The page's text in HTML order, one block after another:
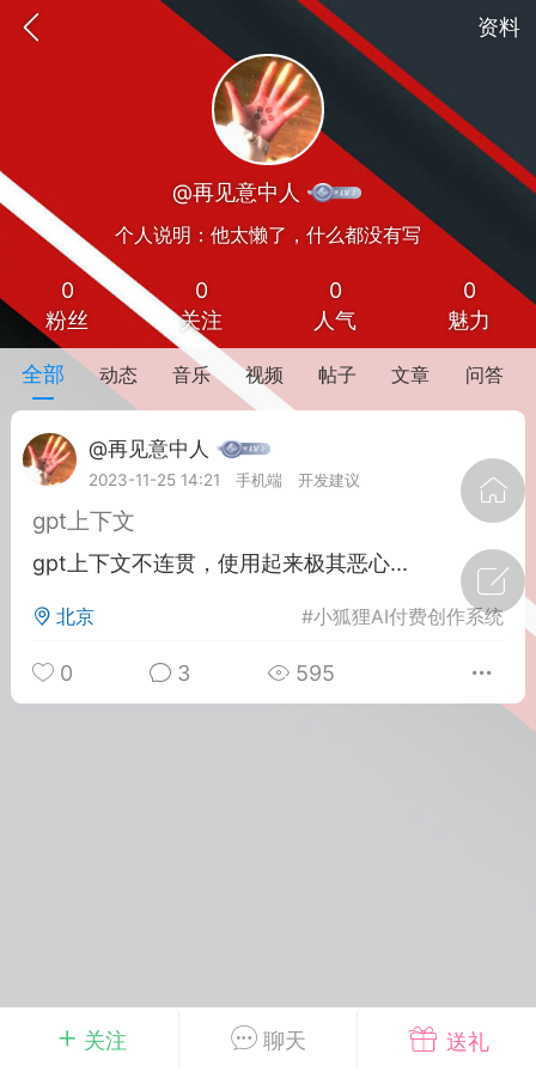
资料
29 10:10 电脑端 智狐AI工作台
中英翻译
事想用上客户端...
可选择的最强模型。
注接入效率、调用成本和企业报销流程
关注 聊天 送礼
@再见意中人
个人说明：他太懒了，什么都没有写
0
粉丝
0
关注
0
人气
0
魅力
全部 动态 音乐 视频 帖子 文章 问答
@再见意中人
2023-11-25 14:21 手机端 开发建议
gpt上下文
gpt上下文不连贯，使用起来极其恶心...
北京 #小狐狸AI付费创作系统
0 3 595